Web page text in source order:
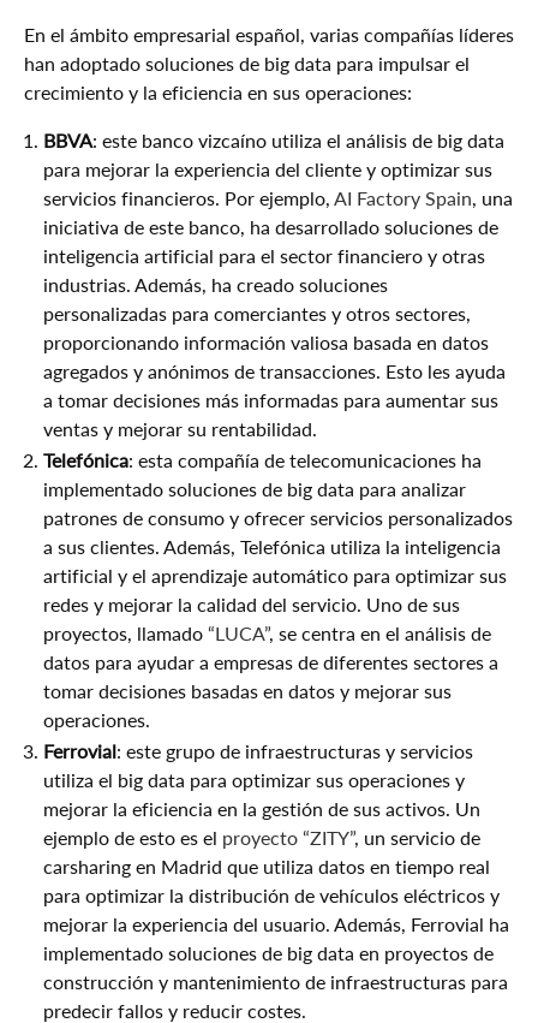
En el ámbito empresarial español, varias compañías líderes
han adoptado soluciones de big data para impulsar el
crecimiento y la eficiencia en sus operaciones:
BBVA: este banco vizcaíno utiliza el análisis de big data
para mejorar la experiencia del cliente y optimizar sus
servicios financieros. Por ejemplo, AI Factory Spain, una
iniciativa de este banco, ha desarrollado soluciones de
inteligencia artificial para el sector financiero y otras
industrias. Además, ha creado soluciones
personalizadas para comerciantes y otros sectores,
proporcionando información valiosa basada en datos
agregados y anónimos de transacciones. Esto les ayuda
a tomar decisiones más informadas para aumentar sus
ventas y mejorar su rentabilidad.
Telefónica: esta compañía de telecomunicaciones ha
implementado soluciones de big data para analizar
patrones de consumo y ofrecer servicios personalizados
a sus clientes. Además, Telefónica utiliza la inteligencia
artificial y el aprendizaje automático para optimizar sus
redes y mejorar la calidad del servicio. Uno de sus
proyectos, llamado “LUCA”, se centra en el análisis de
datos para ayudar a empresas de diferentes sectores a
tomar decisiones basadas en datos y mejorar sus
operaciones.
Ferrovial: este grupo de infraestructuras y servicios
utiliza el big data para optimizar sus operaciones y
mejorar la eficiencia en la gestión de sus activos. Un
ejemplo de esto es el proyecto “ZITY”, un servicio de
carsharing en Madrid que utiliza datos en tiempo real
para optimizar la distribución de vehículos eléctricos y
mejorar la experiencia del usuario. Además, Ferrovial ha
implementado soluciones de big data en proyectos de
construcción y mantenimiento de infraestructuras para
predecir fallos y reducir costes.